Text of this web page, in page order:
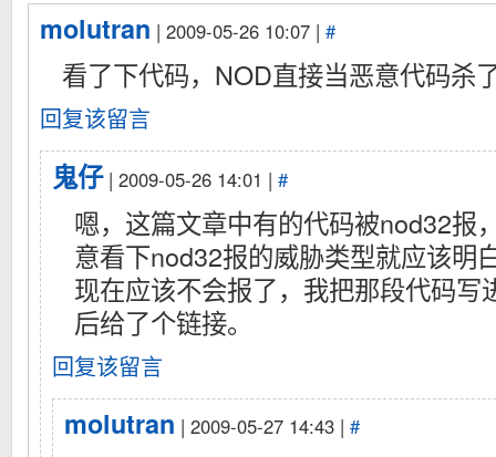
molutran | 2009-05-26 10:07 | #
看了下代码，NOD直接当恶意代码杀
回复该留言
鬼仔| 2009-05-26 14:01 | #
嗯，这篇文章中有的代码被nod32报
意看下nod32报的威胁类型就应该明
现在应该不会报了，我把那段代码写
后给了个链接。
回复该留言
molutran | 2009-05-27 14:43 | #